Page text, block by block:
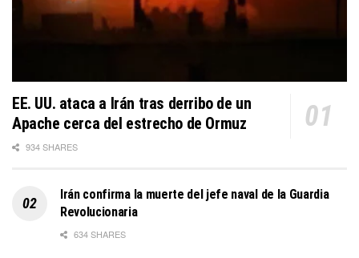
EE. UU. ataca a Irán tras derribo de un
Apache cerca del estrecho de Ormuz
934 SHARES
Irán confirma la muerte del jefe naval de la Guardia
Revolucionaria
634 SHARES